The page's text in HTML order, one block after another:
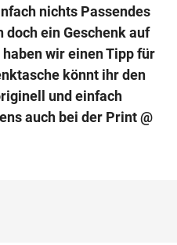
nichts Passendes
doch ein Geschenk auf
wir einen Tipp für
könnt ihr den
und einfach
auch bei der Print @